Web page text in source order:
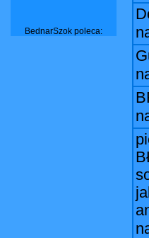
BednarSzok poleca: